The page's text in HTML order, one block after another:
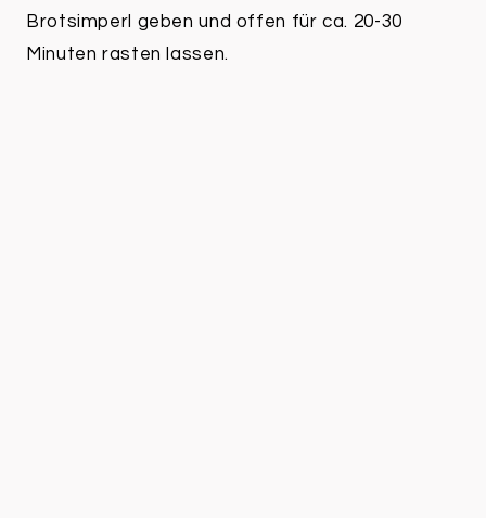
Brotsimperl geben und offen für ca. 20-30
Minuten rasten lassen.